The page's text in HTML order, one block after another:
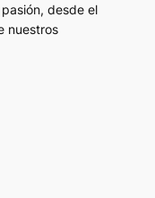
desde el
nuestros